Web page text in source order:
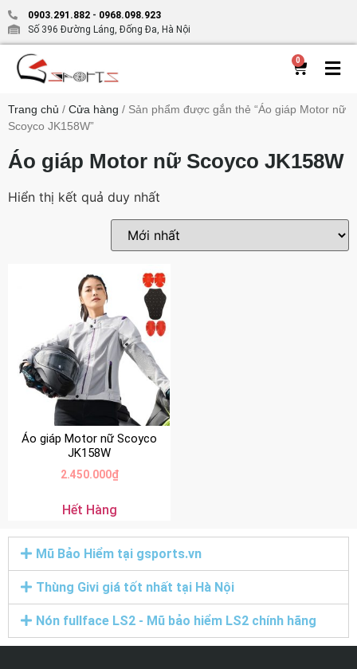
0903.291.882 - 0968.098.923
Số 396 Đường Láng, Đống Đa, Hà Nội
0
Trang chủ / Cửa hàng / Sản phẩm được gắn thẻ “Áo giáp Motor nữ
Scoyco JK158W”
Áo giáp Motor nữ Scoyco JK158W
Hiển thị kết quả duy nhất
Áo giáp Motor nữ Scoyco
JK158W
2.450.000₫
Hết Hàng
Mũ Bảo Hiểm tại gsports.vn
Thùng Givi giá tốt nhất tại Hà Nội
Nón fullface LS2 - Mũ bảo hiểm LS2 chính hãng